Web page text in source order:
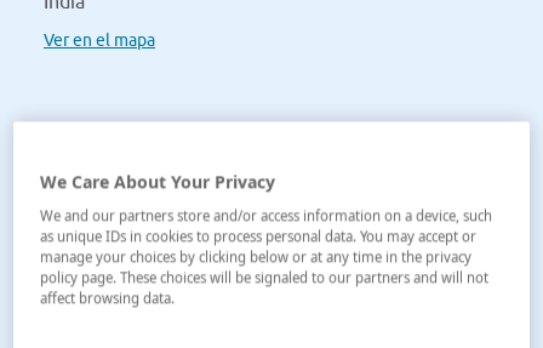
Ver en el mapa
We Care About Your Privacy
We and our partners store and/or access information on a device, such
as unique IDs in cookies to process personal data. You may accept or
manage your choices by clicking below or at any time in the privacy
policy page. These choices will be signaled to our partners and will not
affect browsing data.